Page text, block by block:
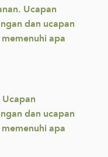
Ucapan
dan ucapan
apa
dan ucapan
apa